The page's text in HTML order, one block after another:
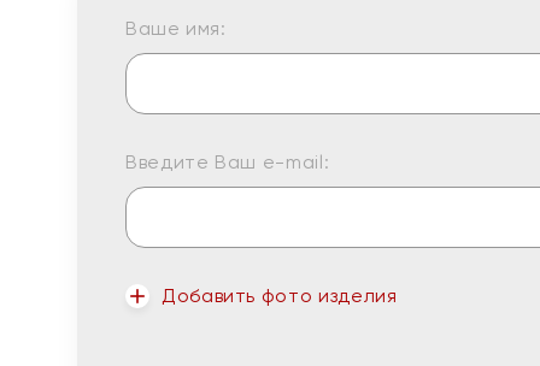
Ваше имя:
Введите Ваш e-mail:
Добавить фото изделия